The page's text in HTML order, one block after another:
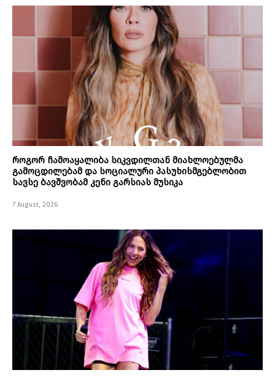
როგორ ჩამოაყალიბა სიკვდილთან მიახლოებულმა
გამოცდილებამ და სოციალური პასუხისმგებლობით
სავსე ბავშვობამ კენი გარსიას მუსიკა
7 August, 2026